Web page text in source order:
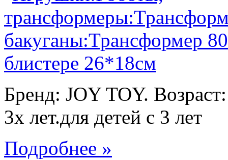
Бренд: JOY TOY.
3х лет.для детей с 3 лет
Подробнее »